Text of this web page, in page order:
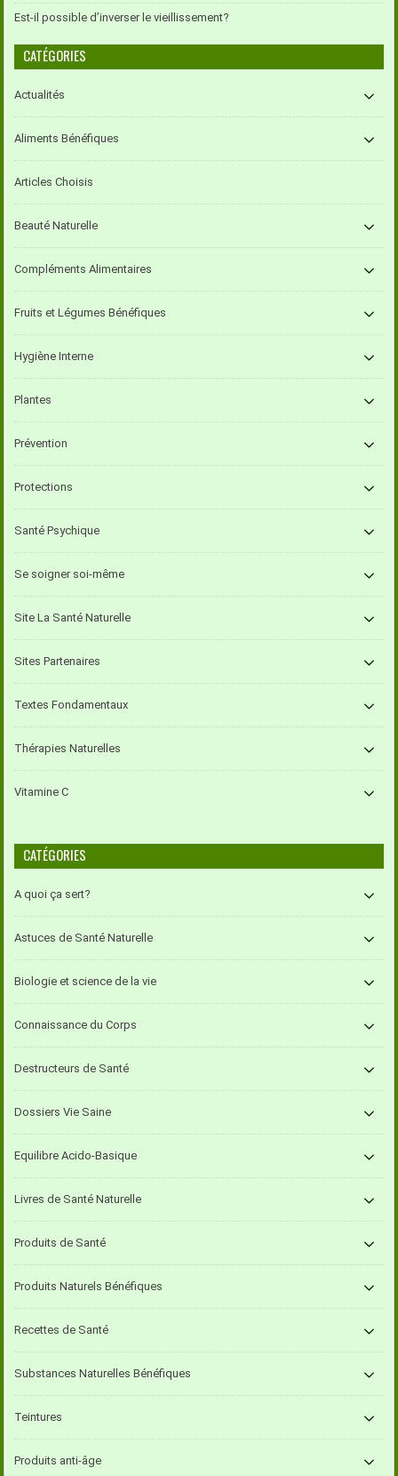
Est-il possible d’inverser le vieillissement?
CATÉGORIES
Actualités
Aliments Bénéfiques
Articles Choisis
Beauté Naturelle
Compléments Alimentaires
Fruits et Légumes Bénéfiques
Hygiène Interne
Plantes
Prévention
Protections
Santé Psychique
Se soigner soi-même
Site La Santé Naturelle
Sites Partenaires
Textes Fondamentaux
Thérapies Naturelles
Vitamine C
CATÉGORIES
A quoi ça sert?
Astuces de Santé Naturelle
Biologie et science de la vie
Connaissance du Corps
Destructeurs de Santé
Dossiers Vie Saine
Equilibre Acido-Basique
Livres de Santé Naturelle
Produits de Santé
Produits Naturels Bénéfiques
Recettes de Santé
Substances Naturelles Bénéfiques
Teintures
Produits anti-âge